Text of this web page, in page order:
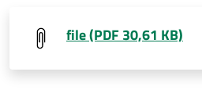
file (PDF 30,61 KB)